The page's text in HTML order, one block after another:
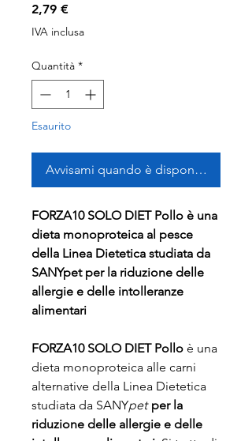
2,79 €Prezzo
IVA inclusa
Quantità *
Esaurito
Avvisami quando è disponibile
FORZA10 SOLO DIET Pollo è una
dieta monoproteica al pesce
della Linea Dietetica studiata da
SANYpet per la riduzione delle
allergie e delle intolleranze
alimentari
FORZA10 SOLO DIET Pollo è una
dieta monoproteica alle carni
alternative della Linea Dietetica
studiata da SANYpet per la
riduzione delle allergie e delle